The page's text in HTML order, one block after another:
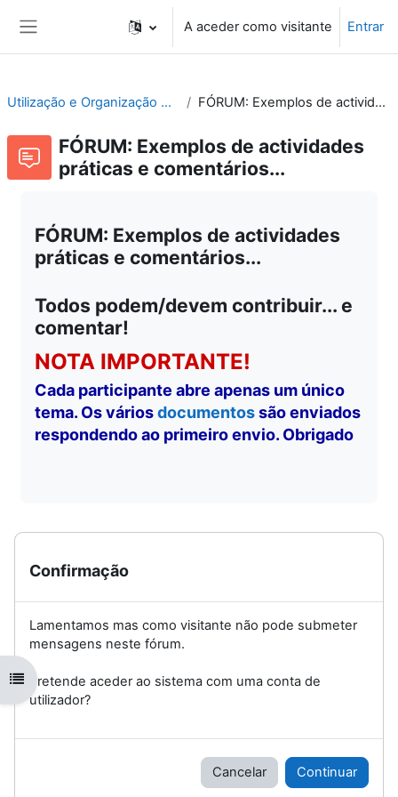
A aceder como visitante Entrar
Abrir índice da disciplina
Utilização e Organização de Laboratórios Escolares FÓRUM: Exemplos de actividades práticas e comentários...
FÓRUM: Exemplos de actividades
práticas e comentários...
FÓRUM: Exemplos de actividades
práticas e comentários...
Todos podem/devem contribuir... e
comentar!
NOTA IMPORTANTE!
Cada participante abre apenas um único
tema. Os váriosdocumentossão enviados
respondendo ao primeiro envio. Obrigado
Confirmação
Lamentamos mas como visitante não pode submeter
mensagens neste fórum.
Pretende aceder ao sistema com uma conta de
utilizador?
Cancelar Continuar